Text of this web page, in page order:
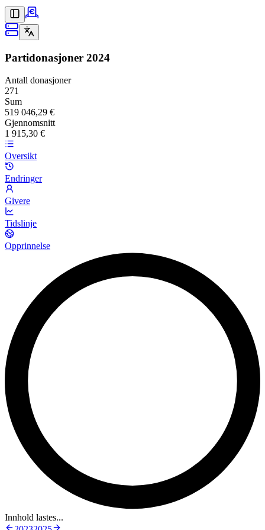
Partidonasjoner 2024
Antall donasjoner
271
Sum
519 046,29 €
Gjennomsnitt
1 915,30 €
Oversikt
Endringer
Givere
Tidslinje
Opprinnelse
Innhold lastes...